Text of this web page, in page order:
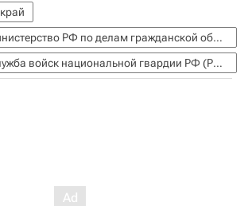
МЧС России (Министерство РФ по делам гражданской обороны, чрезвычайным ситуациям и ликвидации последствий стихийных бедствий)
Федеральная служба войск национальной гвардии РФ (Росгвардия)